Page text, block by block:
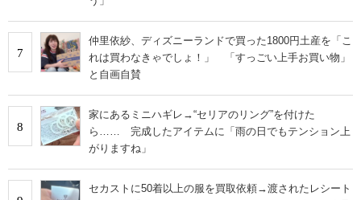
7
仲里依紗、ディズニーランドで買った1800円土産を「こ
れは買わなきゃでしょ！」 「すっごい上手お買い物」
と自画自賛
8
家にあるミニハギレ→“セリアのリング”を付けた
ら…… 完成したアイテムに「雨の日でもテンション上
がりますね」
セカストに50着以上の服を買取依頼→渡されたレシート